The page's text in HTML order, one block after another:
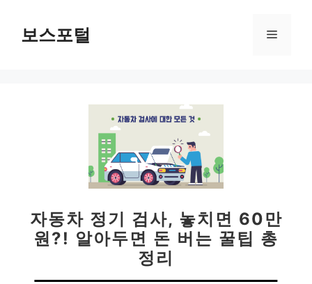
보스포털 메
자동차 정기 검사, 놓치면 60만
원?! 알아두면 돈 버는 꿀팁 총
정리